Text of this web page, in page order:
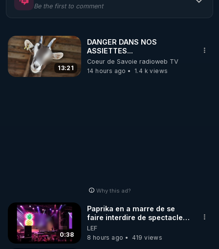
🌱 LE MAGAZINE RÉGÉNÈRE
🌱 LA BOUTIQUE DU MAGAZINE
Pour obtenir les anciens numéros que vous avez
🌱 INSTAGRAM
https://www.instagram.com/rdlr_thierrycasasnovas/
Be the first to comment
13:21
DANGER DANS NOS
ASSIETTES...
Coeur de Savoie radioweb TV
14 hours ago
1.4 k views
Why this ad?
0:38
Paprika en a marre de se
faire interdire de spectacle.
Elle décide donc de devenir
DJ !
LEF
8 hours ago
419 views